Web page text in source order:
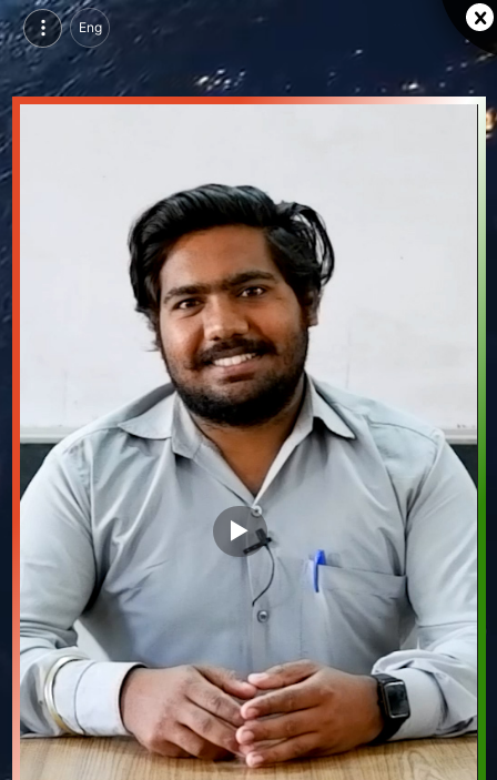
Eng
हर्ष कुमावत, परसुइन्ग डिप्लोमा इन इलेक्ट्रिकल इंजीनियरिंग, वीबीपीसी, उदयपुर | वीडियो परिचय देखें
हर्ष कुमावत, परसुइन्ग डिप्लोमा इन इलेक्ट्रिकल इंजीनियरिंग, वीबीपीसी, उदयपुर का वीडियो परिचय और सिंगल ब्रांडिंग पेज देखें।